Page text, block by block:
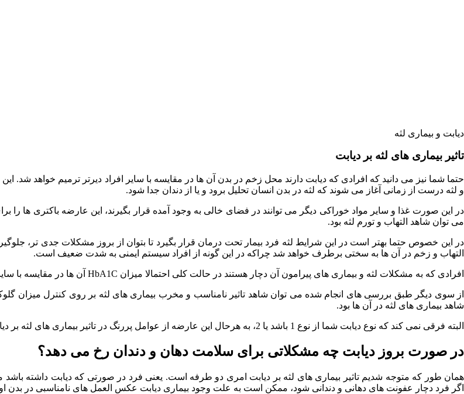
دیابت و بیماری لثه
تاثیر بیماری های لثه بر دیابت
حتما شما نیز می دانید که افرادی که دیابت دارند محل زخم در بدن آن ها در مقایسه با سایر افراد دیرتر ترمیم خواهد شد.
و لثه درست از زمانی آغاز می شوند که لثه در بدن انسان تحلیل برود و یا از دندان جدا شود.
در این صورت غذا و سایر مواد خوراکی دیگر می توانند در فضای خالی به وجود آمده قرار بگیرند، این عارضه باکتری ها
می توان شاهد التهاب و تورم لثه بود.
در این خصوص حتما بهتر است در این شرایط لثه فرد بیمار تحت درمان قرار بگیرد تا بتوان از بروز مشکلات جدی تر،
التهاب و زخم در آن ها به سختی برطرف خواهد شد چراکه در این گونه از افراد سیستم ایمنی به شدت ضعیف است.
افرادی که به مشکلات لثه و بیماری های پیرامون آن دچار هستند در حالت کلی احتمالا میزان HbA1C آن ها در مقایسه با سایر افراد بیشتر و بالاتر است. (HbA1C نوعی از هموگلوبین های وابسته به گلوکز است.)
از سوی دیگر طبق بررسی های انجام شده می توان شاهد تاثیر نامناسب و مخرب بیماری های لثه بر روی کنترل میزان
شاهد بیماری های لثه در آن ها بود.
البته فرقی نمی کند که نوع دیابت شما از نوع 1 باشد یا 2، به هرحال این عارضه از عوامل پررنگ در تاثیر بیماری های لثه بر دیابت می باشد.
در صورت بروز دیابت چه مشکلاتی برای سلامت دهان و دندان رخ می دهد؟
همان طور که متوجه شدیم تاثیر بیماری های لثه بر دیابت امری دو طرفه است. یعنی فرد در صورتی که دیابت داشته باشد
اگر فرد دچار عفونت های دهانی و دندانی شود، ممکن است به علت وجود بیماری دیابت عکس العمل های نامناسبی در بدن